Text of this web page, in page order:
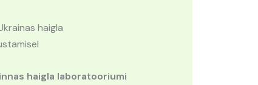
haigla laboratooriumi